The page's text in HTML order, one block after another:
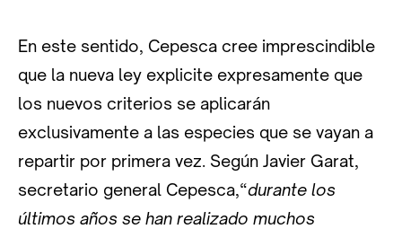
En este sentido, Cepesca cree imprescindible
que la nueva ley explicite expresamente que
los nuevos criterios se aplicarán
exclusivamente a las especies que se vayan a
repartir por primera vez. Según Javier Garat,
secretario general Cepesca,“durante los
últimos años se han realizado muchos